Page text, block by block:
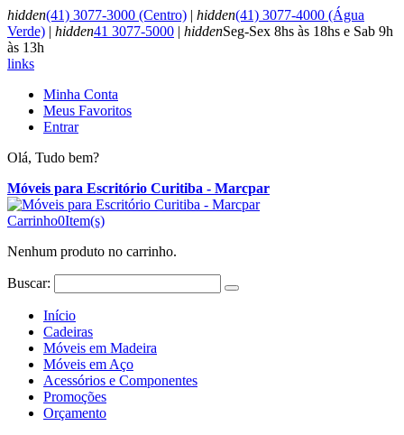
hidden(41) 3077-3000 (Centro) | hidden(41) 3077-4000 (Água
Verde) | hidden41 3077-5000 | hiddenSeg-Sex 8hs às 18hs e Sab 9h
às 13h
links
Minha Conta
Meus Favoritos
Entrar
Olá, Tudo bem?
Móveis para Escritório Curitiba - Marcpar
Carrinho0Item(s)
Nenhum produto no carrinho.
Buscar:
Início
Cadeiras
Móveis em Madeira
Móveis em Aço
Acessórios e Componentes
Promoções
Orçamento